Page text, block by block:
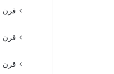
قرن
قرن
قرن